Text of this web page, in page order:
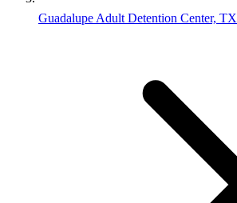
Guadalupe Adult Detention Center, TX